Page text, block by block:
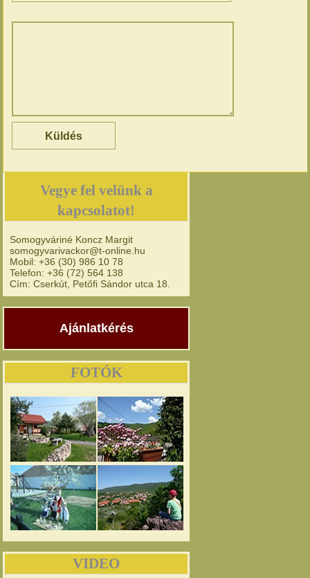
Vegye fel velünk a
kapcsolatot!
Somogyváriné Koncz Margit
somogyvarivackor@t-online.hu
Mobil: +36 (30) 986 10 78
Telefon: +36 (72) 564 138
Cím: Cserkút, Petőfi Sándor utca 18.
Ajánlatkérés
FOTÓK
VIDEO